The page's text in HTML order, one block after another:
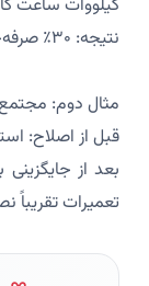
کیلووات ساعت
نتیجه: ۳۰٪ صرفه‌جویی در هزینه‌ها.
مثال دوم:
قبل از اصلاح:
تعمیرات